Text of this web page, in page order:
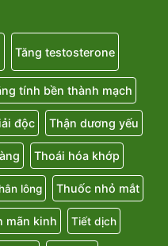
Tăng testosterone
tính bền thành mạch
độc Thận dương yếu
Thoái hóa khớp
lông Thuốc nhỏ mắt
mãn kinh Tiết dịch